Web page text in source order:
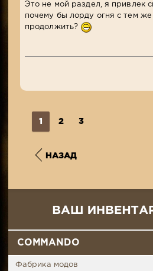
Это не мой раздел, я привлек
почему бы лорду огня с тем
продолжить?
1 2 3
НАЗАД
COMMANDO
Фабрика модов